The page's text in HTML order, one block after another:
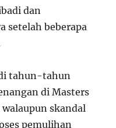
dan
setelah beberapa
tahun-tahun
di Masters
skandal
pemulihan